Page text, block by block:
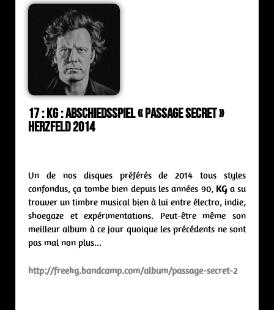
17 : KG : abschiedsspiel « Passage Secret »
Herzfeld 2014
Un de nos disques préférés de 2014 tous styles
confondus, ça tombe bien depuis les années 90, KG a su
trouver un timbre musical bien à lui entre électro, indie,
shoegaze et expérimentations. Peut-être même son
meilleur album à ce jour quoique les précédents ne sont
pas mal non plus…
http://freekg.bandcamp.com/album/passage-secret-2